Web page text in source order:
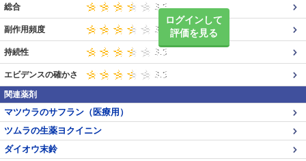
ログインして
評価を見る
総合
副作用頻度
持続性
エビデンスの確かさ
関連薬剤
マツウラのサフラン（医療用）
ツムラの生薬ヨクイニン
ダイオウ末鈴